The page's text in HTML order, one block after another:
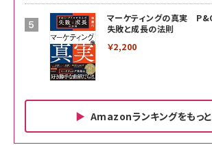
マーケティングの真実
失敗と成長の法則
￥2,200
Amazonランキングをもっ